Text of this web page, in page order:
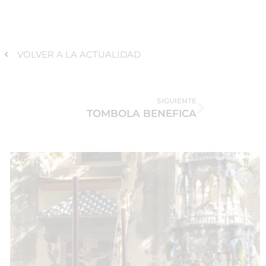
VOLVER A LA ACTUALIDAD
SIGUIENTE
TOMBOLA BENEFICA